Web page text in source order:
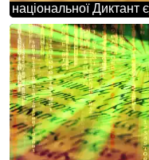
національної Диктант